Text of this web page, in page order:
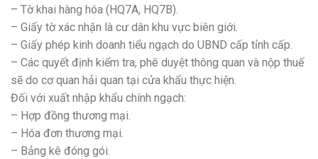
– Tờ khai hàng hóa (HQ7A, HQ7B).
– Giấy tờ xác nhận là cư dân khu vực biên giới.
– Giấy phép kinh doanh tiểu ngạch do UBND cấp tỉnh cấp.
– Các quyết định kiểm tra, phê duyệt thông quan và nộp thuế
sẽ do cơ quan hải quan tại cửa khẩu thực hiện.
Đối với xuất nhập khẩu chính ngạch:
– Hợp đồng thương mại.
– Hóa đơn thương mại.
– Bảng kê đóng gói.